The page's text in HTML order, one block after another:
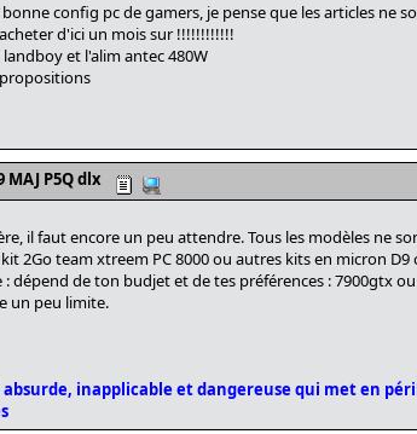
config pc de gamers, je pense que les articles ne
d'ici un mois sur !!!!!!!!!!!!
et l'alim antec 480W
P5Q dlx
il faut encore un peu attendre. Tous les modèles ne
2Go team xtreem PC 8000 ou autres kits en micron D9
dépend de ton budjet et de tes préférences : 7900gtx
un peu limite.
inapplicable et dangereuse qui met en